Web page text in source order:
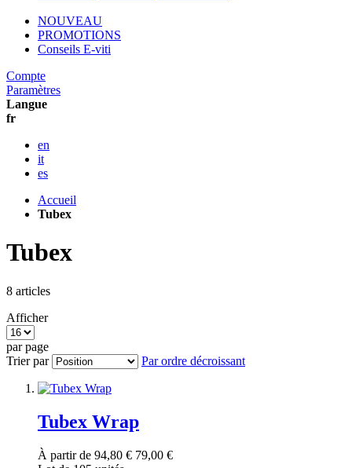
NOUVEAU
PROMOTIONS
Conseils E-viti
Compte
Paramètres
Langue
fr
en
it
es
Accueil
Tubex
Tubex
8 articles
Afficher
par page
Trier par
Par ordre décroissant
Tubex Wrap
À partir de 94,80 € 79,00 €